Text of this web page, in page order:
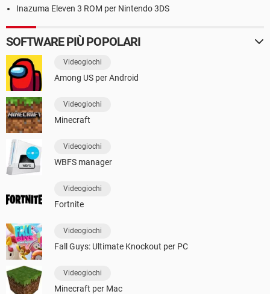
Inazuma Eleven 3 ROM per Nintendo 3DS
SOFTWARE PIÙ POPOLARI
Videogiochi
Among US per Android
Videogiochi
Minecraft
Videogiochi
WBFS manager
Videogiochi
Fortnite
Videogiochi
Fall Guys: Ultimate Knockout per PC
Videogiochi
Minecraft per Mac